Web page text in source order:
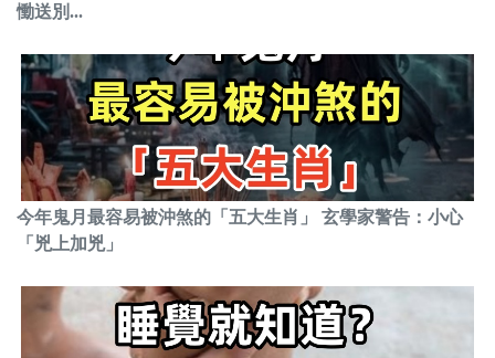
慟送別...
今年鬼月最容易被沖煞的「五大生肖」 玄學家警告：小心
「兇上加兇」